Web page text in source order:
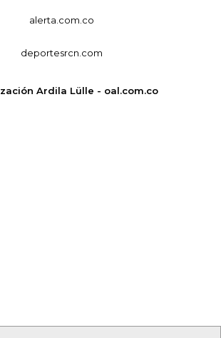
alerta.com.co
deportesrcn.com
Ardila Lülle - oal.com.co